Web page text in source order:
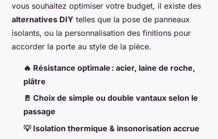
vous souhaitez optimiser votre budget, il existe des
alternatives DIY telles que la pose de panneaux
isolants, ou la personnalisation des finitions pour
accorder la porte au style de la pièce.
🔥 Résistance optimale : acier, laine de roche,
plâtre
🚪 Choix de simple ou double vantaux selon le
passage
💡 Isolation thermique & insonorisation accrue